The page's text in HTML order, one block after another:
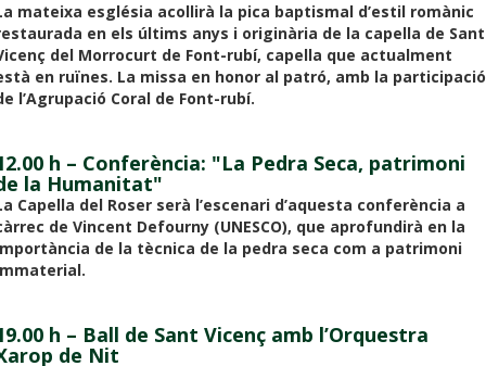
mateixa església acollirà la pica baptismal d’estil romànic
en els últims anys i originària de la capella de Sant
del Morrocurt de Font-rubí, capella que actualment
en ruïnes. La missa en honor al patró, amb la participació
l’Agrupació Coral de Font-rubí.
h – Conferència: "La Pedra Seca, patrimoni
la Humanitat"
Capella del Roser serà l’escenari d’aquesta conferència a
de Vincent Defourny (UNESCO), que aprofundirà en la
de la tècnica de la pedra seca com a patrimoni
h – Ball de Sant Vicenç amb l’Orquestra
de Nit